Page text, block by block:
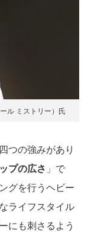
ル ミストリー）氏
つの強みがあり
プの広さ 」で
グを行うヘビー
ライフスタイル
にも刺さるよう